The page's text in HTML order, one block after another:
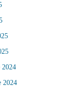
2024
2024